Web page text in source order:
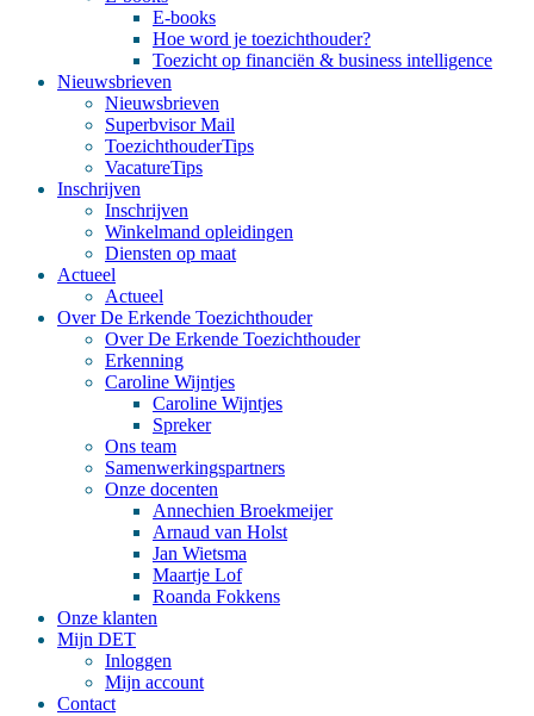
E-books
Hoe word je toezichthouder?
Toezicht op financiën & business intelligence
Nieuwsbrieven
Nieuwsbrieven
Superbvisor Mail
ToezichthouderTips
VacatureTips
Inschrijven
Inschrijven
Winkelmand opleidingen
Diensten op maat
Actueel
Actueel
Over De Erkende Toezichthouder
Over De Erkende Toezichthouder
Erkenning
Caroline Wijntjes
Caroline Wijntjes
Spreker
Ons team
Samenwerkingspartners
Onze docenten
Annechien Broekmeijer
Arnaud van Holst
Jan Wietsma
Maartje Lof
Roanda Fokkens
Onze klanten
Mijn DET
Inloggen
Mijn account
Contact